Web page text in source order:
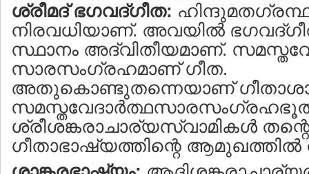
ശ്രീമദ് ഭഗവദ്ഗീത:
നിരവധിയാണ്. അവയില്‍
സ്ഥാനം അദ്വിതീയമാണ്.
സാരസംഗ്രഹമാണ് ഗീത.
അതുകൊണ്ടുതന്നെയാണ്
ശ്രീശങ്കരാചാര്യസ്വാമികള്‍
ഗീതാഭാഷ്യത്തിന്റെ ആമുഖത്തില്‍